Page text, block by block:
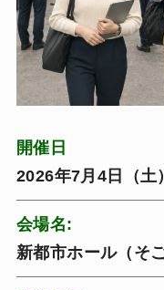
開催日
2026年7月4日（土）
会場名:
新都市ホール（そ